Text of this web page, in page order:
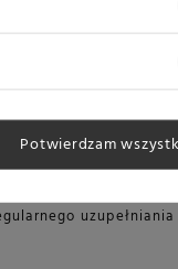
filiżanek kawy
używanie dwóch
1800 g
nawigację, a
do sieci
Potwierdzam